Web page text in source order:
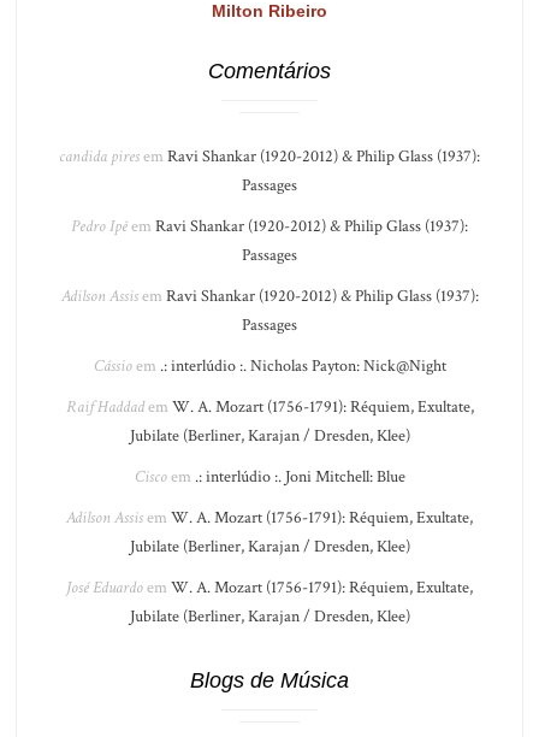
Milton Ribeiro
Comentários
candida piresem Ravi Shankar (1920-2012) & Philip Glass (1937):
Passages
Pedro Ipêem Ravi Shankar (1920-2012) & Philip Glass (1937):
Passages
Adilson Assisem Ravi Shankar (1920-2012) & Philip Glass (1937):
Passages
Cássioem .: interlúdio :. Nicholas Payton: Nick@Night
Raif Haddadem W. A. Mozart (1756-1791): Réquiem, Exultate,
Jubilate (Berliner, Karajan / Dresden, Klee)
Ciscoem .: interlúdio :. Joni Mitchell: Blue
Adilson Assisem W. A. Mozart (1756-1791): Réquiem, Exultate,
Jubilate (Berliner, Karajan / Dresden, Klee)
José Eduardoem W. A. Mozart (1756-1791): Réquiem, Exultate,
Jubilate (Berliner, Karajan / Dresden, Klee)
Blogs de Música